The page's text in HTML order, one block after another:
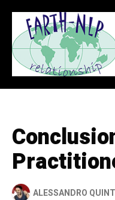
ALESSANDRO